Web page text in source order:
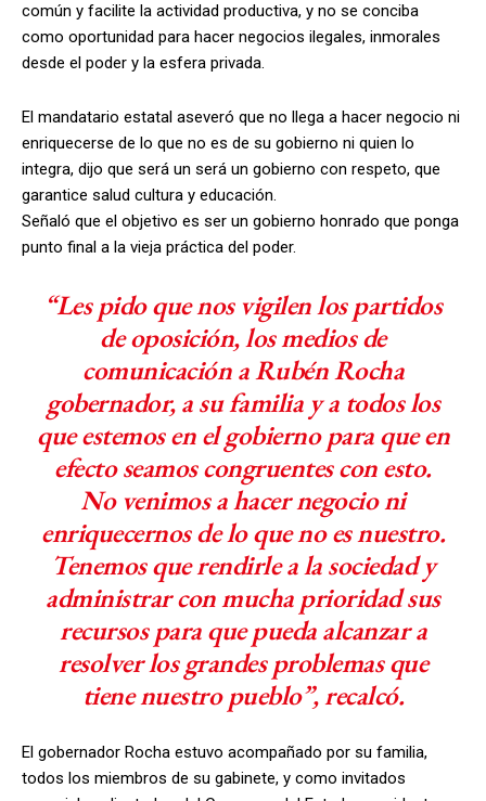
común y facilite la actividad productiva, y no se conciba
como oportunidad para hacer negocios ilegales, inmorales
desde el poder y la esfera privada.
El mandatario estatal aseveró que no llega a hacer negocio ni
enriquecerse de lo que no es de su gobierno ni quien lo
integra, dijo que será un será un gobierno con respeto, que
garantice salud cultura y educación.
Señaló que el objetivo es ser un gobierno honrado que ponga
punto final a la vieja práctica del poder.
“Les pido que nos vigilen los partidos
de oposición, los medios de
comunicación a Rubén Rocha
gobernador, a su familia y a todos los
que estemos en el gobierno para que en
efecto seamos congruentes con esto.
No venimos a hacer negocio ni
enriquecernos de lo que no es nuestro.
Tenemos que rendirle a la sociedad y
administrar con mucha prioridad sus
recursos para que pueda alcanzar a
resolver los grandes problemas que
tiene nuestro pueblo”, recalcó.
El gobernador Rocha estuvo acompañado por su familia,
todos los miembros de su gabinete, y como invitados